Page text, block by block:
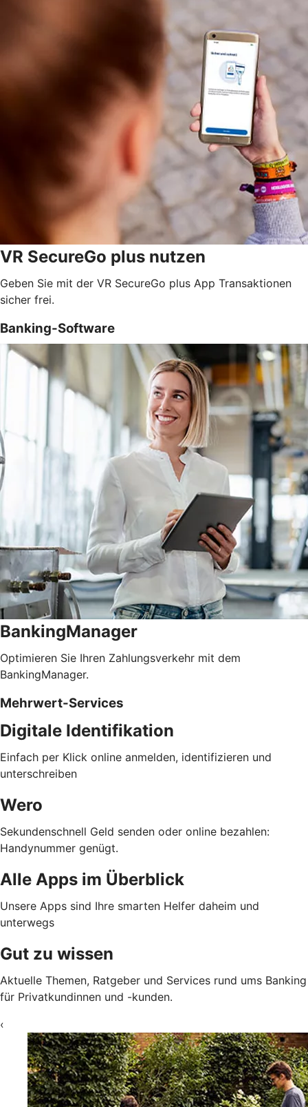
VR SecureGo plus nutzen
Geben Sie mit der VR SecureGo plus App Transaktionen
sicher frei.
Banking-Software
BankingManager
Optimieren Sie Ihren Zahlungsverkehr mit dem
BankingManager.
Mehrwert-Services
Digitale Identifikation
Einfach per Klick online anmelden, identifizieren und
unterschreiben
Wero
Sekundenschnell Geld senden oder online bezahlen:
Handynummer genügt.
Alle Apps im Überblick
Unsere Apps sind Ihre smarten Helfer daheim und
unterwegs
Gut zu wissen
Aktuelle Themen, Ratgeber und Services rund ums Banking
für Privatkundinnen und -kunden.
‹